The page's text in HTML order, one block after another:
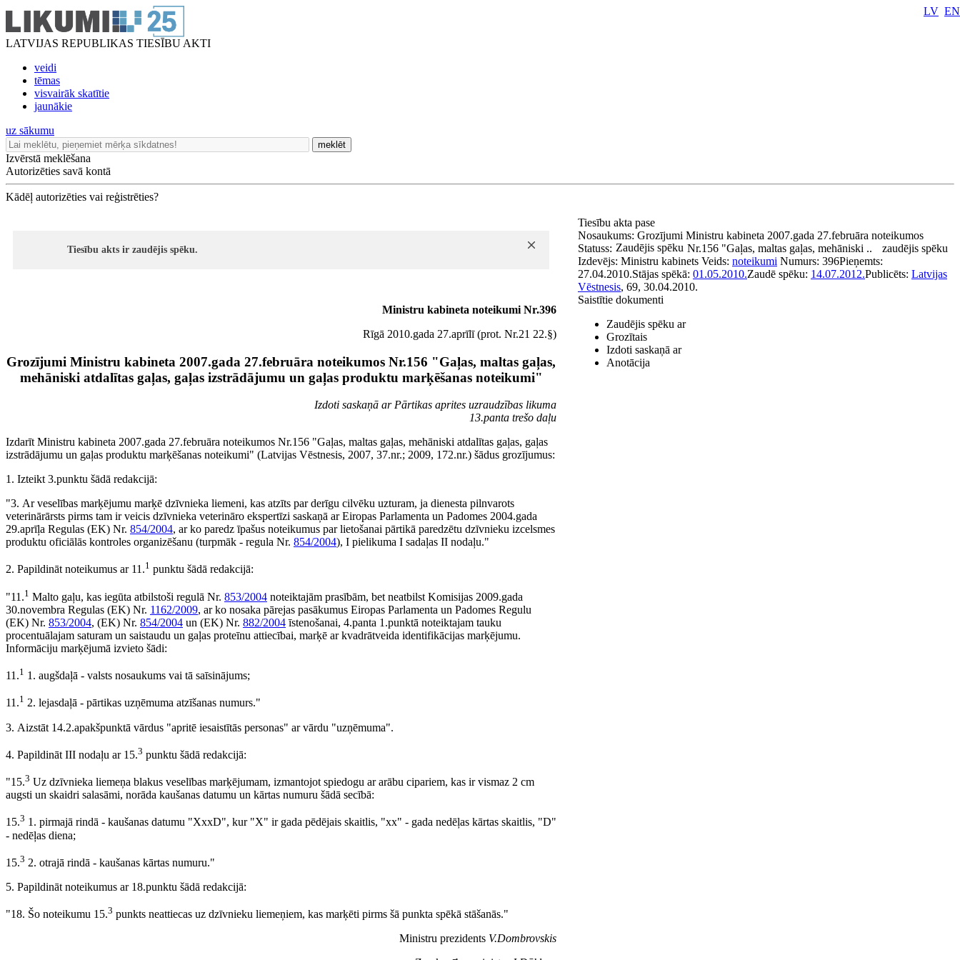
LATVIJAS REPUBLIKAS TIESĪBU AKTI
veidi
tēmas
visvairāk skatītie
jaunākie
LV EN
uz sākumu
meklēt
Izvērstā meklēšana
Autorizēties savā kontā
Kādēļ autorizēties vai reģistrēties?
Tiesību akts ir zaudējis spēku.
Ministru kabineta noteikumi Nr.396
Rīgā 2010.gada 27.aprīlī (prot. Nr.21 22.§)
Grozījumi Ministru kabineta 2007.gada 27.februāra noteikumos Nr.156 "Gaļas, maltas gaļas,
mehāniski atdalītas gaļas, gaļas izstrādājumu un gaļas produktu marķēšanas noteikumi"
Izdoti saskaņā ar Pārtikas aprites uzraudzības likuma
13.panta trešo daļu
Izdarīt Ministru kabineta 2007.gada 27.februāra noteikumos Nr.156 "Gaļas, maltas gaļas, mehāniski atdalītas gaļas, gaļas
izstrādājumu un gaļas produktu marķēšanas noteikumi" (Latvijas Vēstnesis, 2007, 37.nr.; 2009, 172.nr.) šādus grozījumus:
1. Izteikt 3.punktu šādā redakcijā:
"3. Ar veselības marķējumu marķē dzīvnieka liemeni, kas atzīts par derīgu cilvēku uzturam, ja dienesta pilnvarots
veterinārārsts pirms tam ir veicis dzīvnieka veterināro ekspertīzi saskaņā ar Eiropas Parlamenta un Padomes 2004.gada
29.aprīļa Regulas (EK) Nr. 854/2004, ar ko paredz īpašus noteikumus par lietošanai pārtikā paredzētu dzīvnieku izcelsmes
produktu oficiālās kontroles organizēšanu (turpmāk - regula Nr. 854/2004), I pielikuma I sadaļas II nodaļu."
2. Papildināt noteikumus ar 11.1 punktu šādā redakcijā:
"11.1 Malto gaļu, kas iegūta atbilstoši regulā Nr. 853/2004 noteiktajām prasībām, bet neatbilst Komisijas 2009.gada
30.novembra Regulas (EK) Nr. 1162/2009, ar ko nosaka pārejas pasākumus Eiropas Parlamenta un Padomes Regulu
(EK) Nr. 853/2004, (EK) Nr. 854/2004 un (EK) Nr. 882/2004īstenošanai, 4.panta 1.punktā noteiktajam tauku
procentuālajam saturam un saistaudu un gaļas proteīnu attiecībai, marķē ar kvadrātveida identifikācijas marķējumu.
Informāciju marķējumā izvieto šādi:
11.1 1. augšdaļā - valsts nosaukums vai tā saīsinājums;
11.1 2. lejasdaļā - pārtikas uzņēmuma atzīšanas numurs."
3. Aizstāt 14.2.apakšpunktā vārdus "apritē iesaistītās personas" ar vārdu "uzņēmuma".
4. Papildināt III nodaļu ar 15.3 punktu šādā redakcijā:
"15.3 Uz dzīvnieka liemeņa blakus veselības marķējumam, izmantojot spiedogu ar arābu cipariem, kas ir vismaz 2 cm
augsti un skaidri salasāmi, norāda kaušanas datumu un kārtas numuru šādā secībā:
15.3 1. pirmajā rindā - kaušanas datumu "XxxD", kur "X" ir gada pēdējais skaitlis, "xx" - gada nedēļas kārtas skaitlis, "D"
- nedēļas diena;
15.3 2. otrajā rindā - kaušanas kārtas numuru."
5. Papildināt noteikumus ar 18.punktu šādā redakcijā:
"18. Šo noteikumu 15.3 punkts neattiecas uz dzīvnieku liemeņiem, kas marķēti pirms šā punkta spēkā stāšanās."
Ministru prezidents V.Dombrovskis
Tiesību akta pase
Nosaukums: Grozījumi Ministru kabineta 2007.gada 27.februāra noteikumos
Nr.156 "Gaļas, maltas gaļas, mehāniski ..
Statuss: Zaudējis spēku
zaudējis spēku
Izdevējs: Ministru kabinets Veids: noteikumi Numurs: 396Pieņemts:
27.04.2010.Stājas spēkā: 01.05.2010.Zaudē spēku: 14.07.2012.Publicēts: Latvijas
Vēstnesis, 69, 30.04.2010.
Saistītie dokumenti
Zaudējis spēku ar
Grozītais
Izdoti saskaņā ar
Anotācija